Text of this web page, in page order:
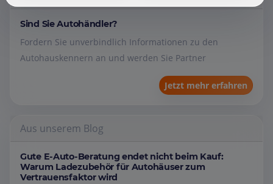
Sind Sie Autohändler?
Fordern Sie unverbindlich Informationen zu den
Autohauskennern an und werden Sie Partner
Jetzt mehr erfahren
Aus unserem Blog
Gute E-Auto-Beratung endet nicht beim Kauf:
Warum Ladezubehör für Autohäuser zum
Vertrauensfaktor wird